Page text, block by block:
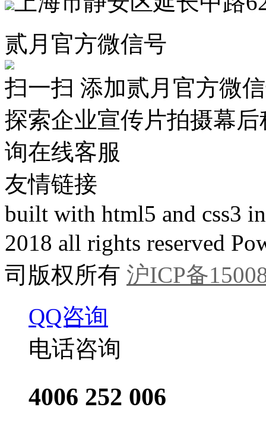
贰月官方微信号
扫一扫 添加贰月官方微
探索企业宣传片拍摄幕后
询在线客服
友情链接
built with html5 and css3
2018 all rights reserved
司版权所有 沪ICP备
QQ咨询
电话咨询
4006 252 006